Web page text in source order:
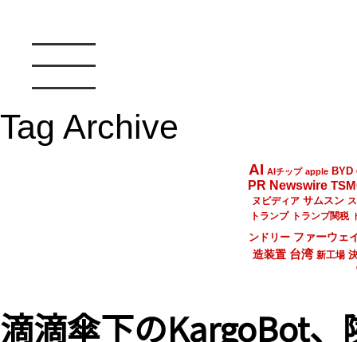
Tag Archive
AI AIチップ apple BYD
PR Newswire
ヌビディア サムスン
トランプ
トランプ関税
ンドリー ファーウェ
造装置 台湾 新工場
滴滴傘下のKargoBot